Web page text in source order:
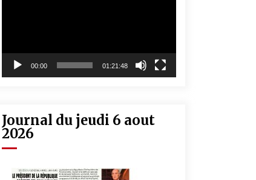
00:00 01:21:48
Journal du jeudi 6 aout
2026